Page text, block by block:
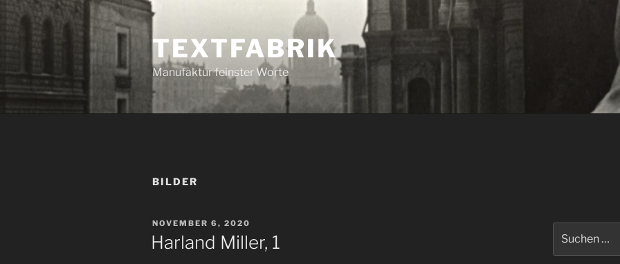
Inhalt
springen
TEXTFABRIK
Manufaktur feinster Worte
BILDER
VERÖFFENTLICHT
AM
NOVEMBER 6, 2020
Harland Miller, 1
nach: